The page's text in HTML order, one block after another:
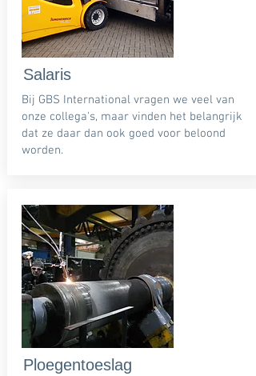
Salaris
Bij GBS International vragen we veel van
onze collega's, maar vinden het belangrijk
dat ze daar dan ook goed voor beloond
worden.
Ploegentoeslag